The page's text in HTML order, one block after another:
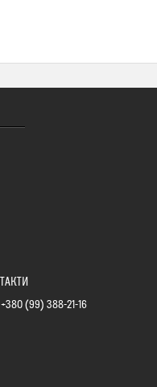
+380 (99) 388-21-16